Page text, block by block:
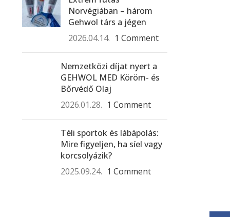
Norvégiában – három
Gehwol társ a jégen
2026.04.14. 1 Comment
Nemzetközi díjat nyert a
GEHWOL MED Köröm- és
Bőrvédő Olaj
2026.01.28. 1 Comment
Téli sportok és lábápolás:
Mire figyeljen, ha síel vagy
korcsolyázik?
2025.09.24. 1 Comment